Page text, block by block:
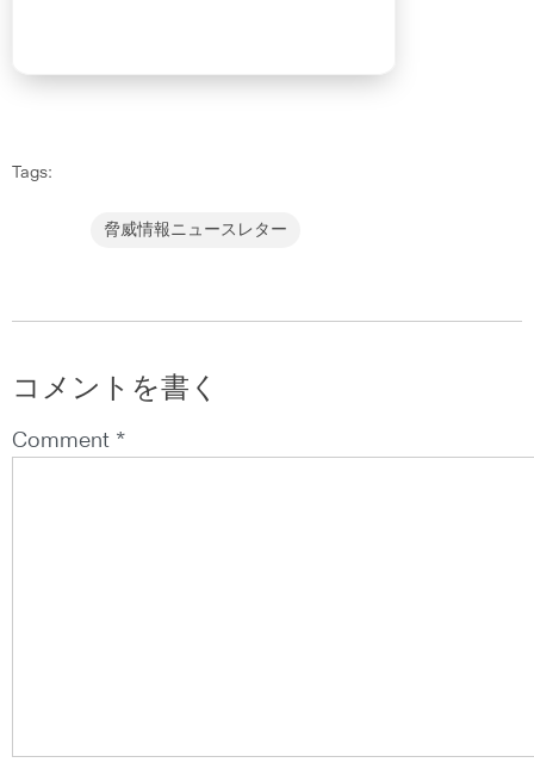
Tags:
脅威情報ニュースレター
コメントを書く
Comment *